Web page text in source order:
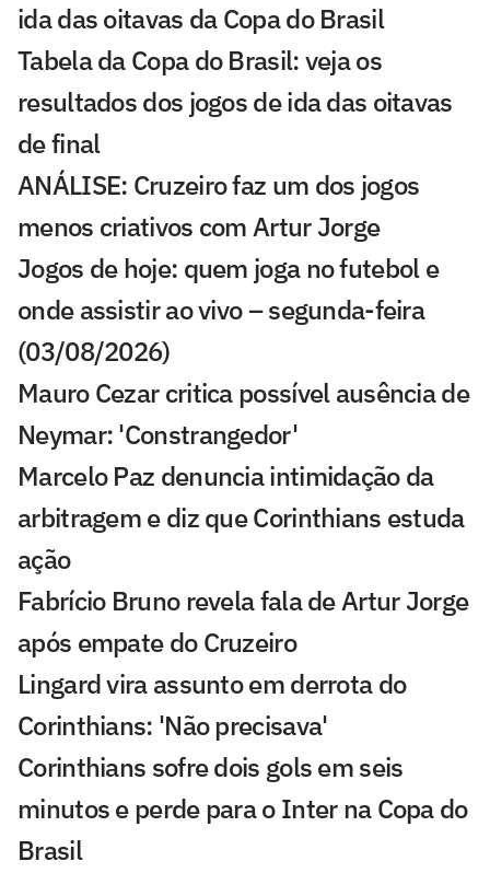
ida das oitavas da Copa do Brasil
Tabela da Copa do Brasil: veja os
resultados dos jogos de ida das oitavas
de final
ANÁLISE: Cruzeiro faz um dos jogos
menos criativos com Artur Jorge
Jogos de hoje: quem joga no futebol e
onde assistir ao vivo – segunda-feira
(03/08/2026)
Mauro Cezar critica possível ausência de
Neymar: 'Constrangedor'
Marcelo Paz denuncia intimidação da
arbitragem e diz que Corinthians estuda
ação
Fabrício Bruno revela fala de Artur Jorge
após empate do Cruzeiro
Lingard vira assunto em derrota do
Corinthians: 'Não precisava'
Corinthians sofre dois gols em seis
minutos e perde para o Inter na Copa do
Brasil